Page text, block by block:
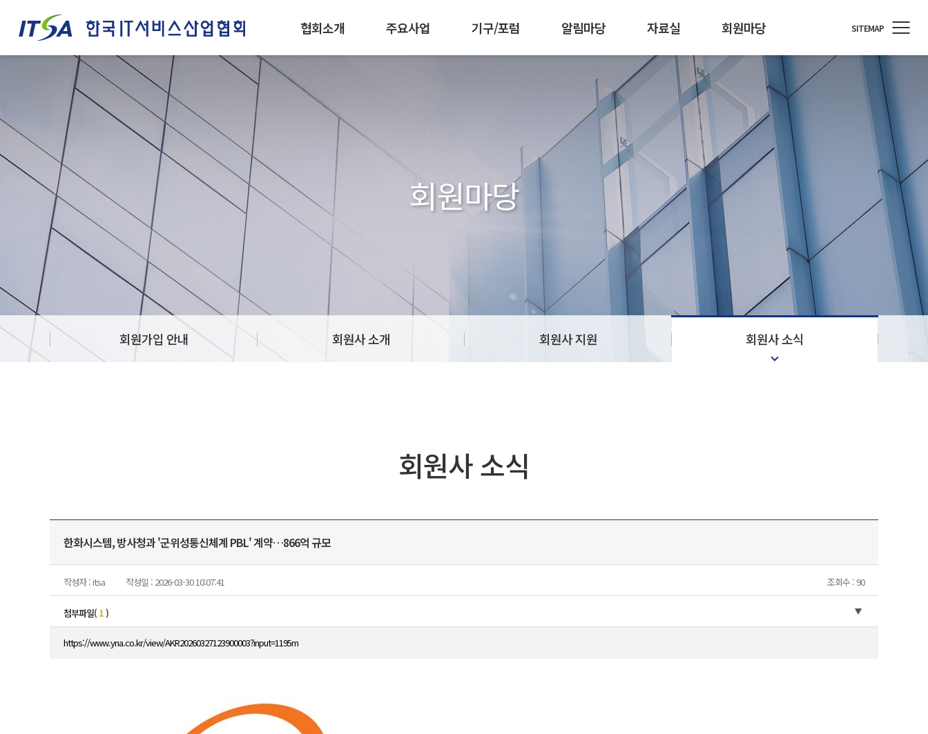
협회소개
인사말 설립목적/연혁
주요사업
IT서비스산업 경쟁력 강화 공동구매
기구/포럼
IT서비스 정책기획협의회 한국소프트웨어측정원 개인정보 기술포럼
알림마당
ICT소식 뉴스레터
자료실
발간자료/행사자료 통계/정책
회원마당
회원사 소개 회원사 지원 회원사 소식
SITEMAP
회원마당
회원가입 안내 회원사 소개 회원사 지원 회원사 소식
회원사 소식
한화시스템, 방사청과 '군위성통신체계 PBL' 계약…866억 규모
작성자 : itsa 작성일 : 2026-03-30 10:07:41 조회수 : 90
첨부파일( 1 )
https://www.yna.co.kr/view/AKR20260327123900003?input=1195m